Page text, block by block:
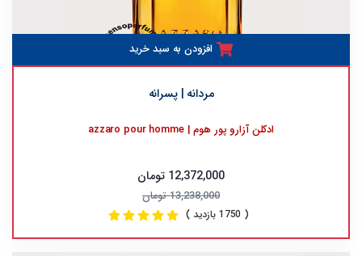
افزودن به سبد خرید
مردانه | پسرانه
ادکلن آزارو پور هوم | azzaro pour homme
12,372,000 تومان
13,238,000 تومان
( 1750 بازدید )